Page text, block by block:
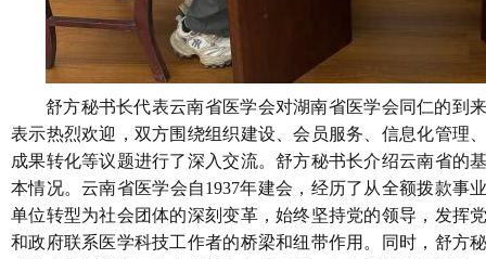
舒方秘书长代表云南省医学会对湖南省医学会同仁的到
表示热烈欢迎，双方围绕组织建设、会员服务、信息化管理
成果转化等议题进行了深入交流。舒方秘书长介绍云南省的
本情况。云南省医学会自1937年建会，经历了从全额拨款事
单位转型为社会团体的深刻变革，始终坚持党的领导，发挥
和政府联系医学科技工作者的桥梁和纽带作用。同时，舒方